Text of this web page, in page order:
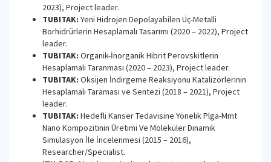
2023), Project leader.
TUBITAK: Yeni Hidrojen Depolayabilen Üç-Metalli
Borhidrürlerin Hesaplamalı Tasarımı (2020 – 2022), Project
leader.
TUBITAK: Organik-İnorganik Hibrit Perovskitlerin
Hesaplamalı Taranması (2020 – 2023), Project leader.
TUBITAK: Oksijen İndirgeme Reaksiyonu Katalizörlerinin
Hesaplamalı Taraması ve Sentezi (2018 – 2021), Project
leader.
TUBITAK: Hedefli Kanser Tedavisine Yönelik Plga-Mmt
Nano Kompozitinin Üretimi Ve Moleküler Dinamik
Simülasyon İle İncelenmesi (2015 – 2016),
Researcher/Specialist.